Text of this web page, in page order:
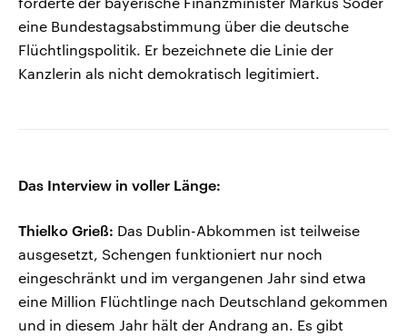
eine Bundestagsabstimmung über die deutsche
Flüchtlingspolitik. Er bezeichnete die Linie der
Kanzlerin als nicht demokratisch legitimiert.
Das Interview in voller Länge:
Thielko Grieß: Das Dublin-Abkommen ist teilweise
ausgesetzt, Schengen funktioniert nur noch
eingeschränkt und im vergangenen Jahr sind etwa
eine Million Flüchtlinge nach Deutschland gekommen
und in diesem Jahr hält der Andrang an. Es gibt